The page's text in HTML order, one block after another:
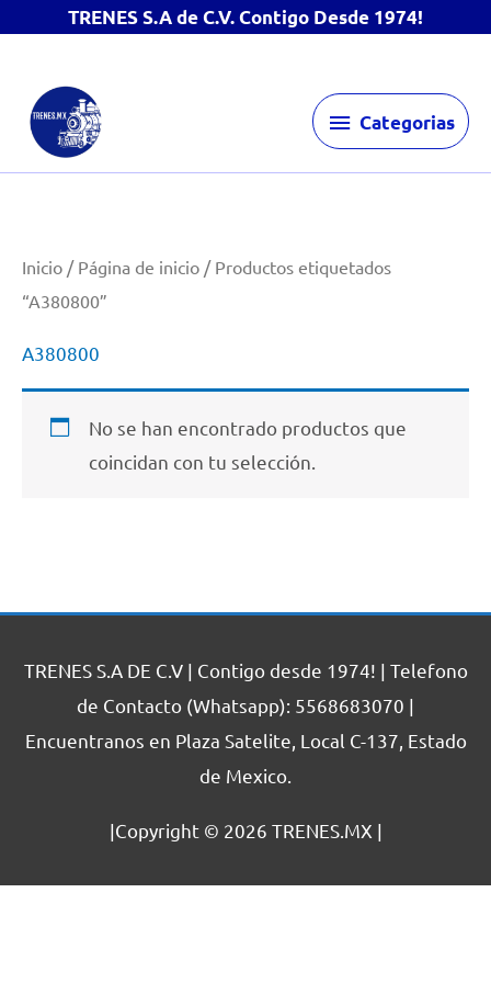
TRENES S.A de C.V. Contigo Desde 1974!
contenido
Categorias
Categorias
Inicio / Página de inicio / Productos etiquetados
“A380800”
A380800
No se han encontrado productos que
coincidan con tu selección.
TRENES S.A DE C.V | Contigo desde 1974! | Telefono
de Contacto (Whatsapp): 5568683070 |
Encuentranos en Plaza Satelite, Local C-137, Estado
de Mexico.
|Copyright © 2026 TRENES.MX |